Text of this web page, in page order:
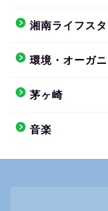
湘南ライフス
環境・オーガニ
茅ヶ崎
音楽